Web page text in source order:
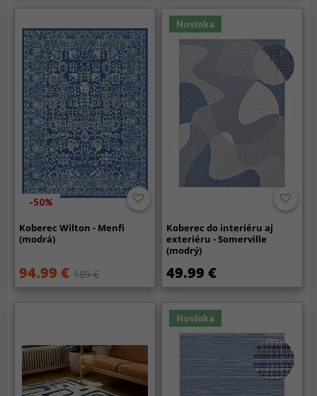
-50%
Koberec Wilton - Menfi
(modrá)
94.99 € 189 €
Novinka
Koberec do interiéru aj
exteriéru - Somerville
(modrý)
49.99 €
Novinka